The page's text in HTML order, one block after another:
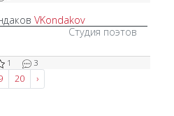
VKondakov
Студия поэтов
1 3
20 ›